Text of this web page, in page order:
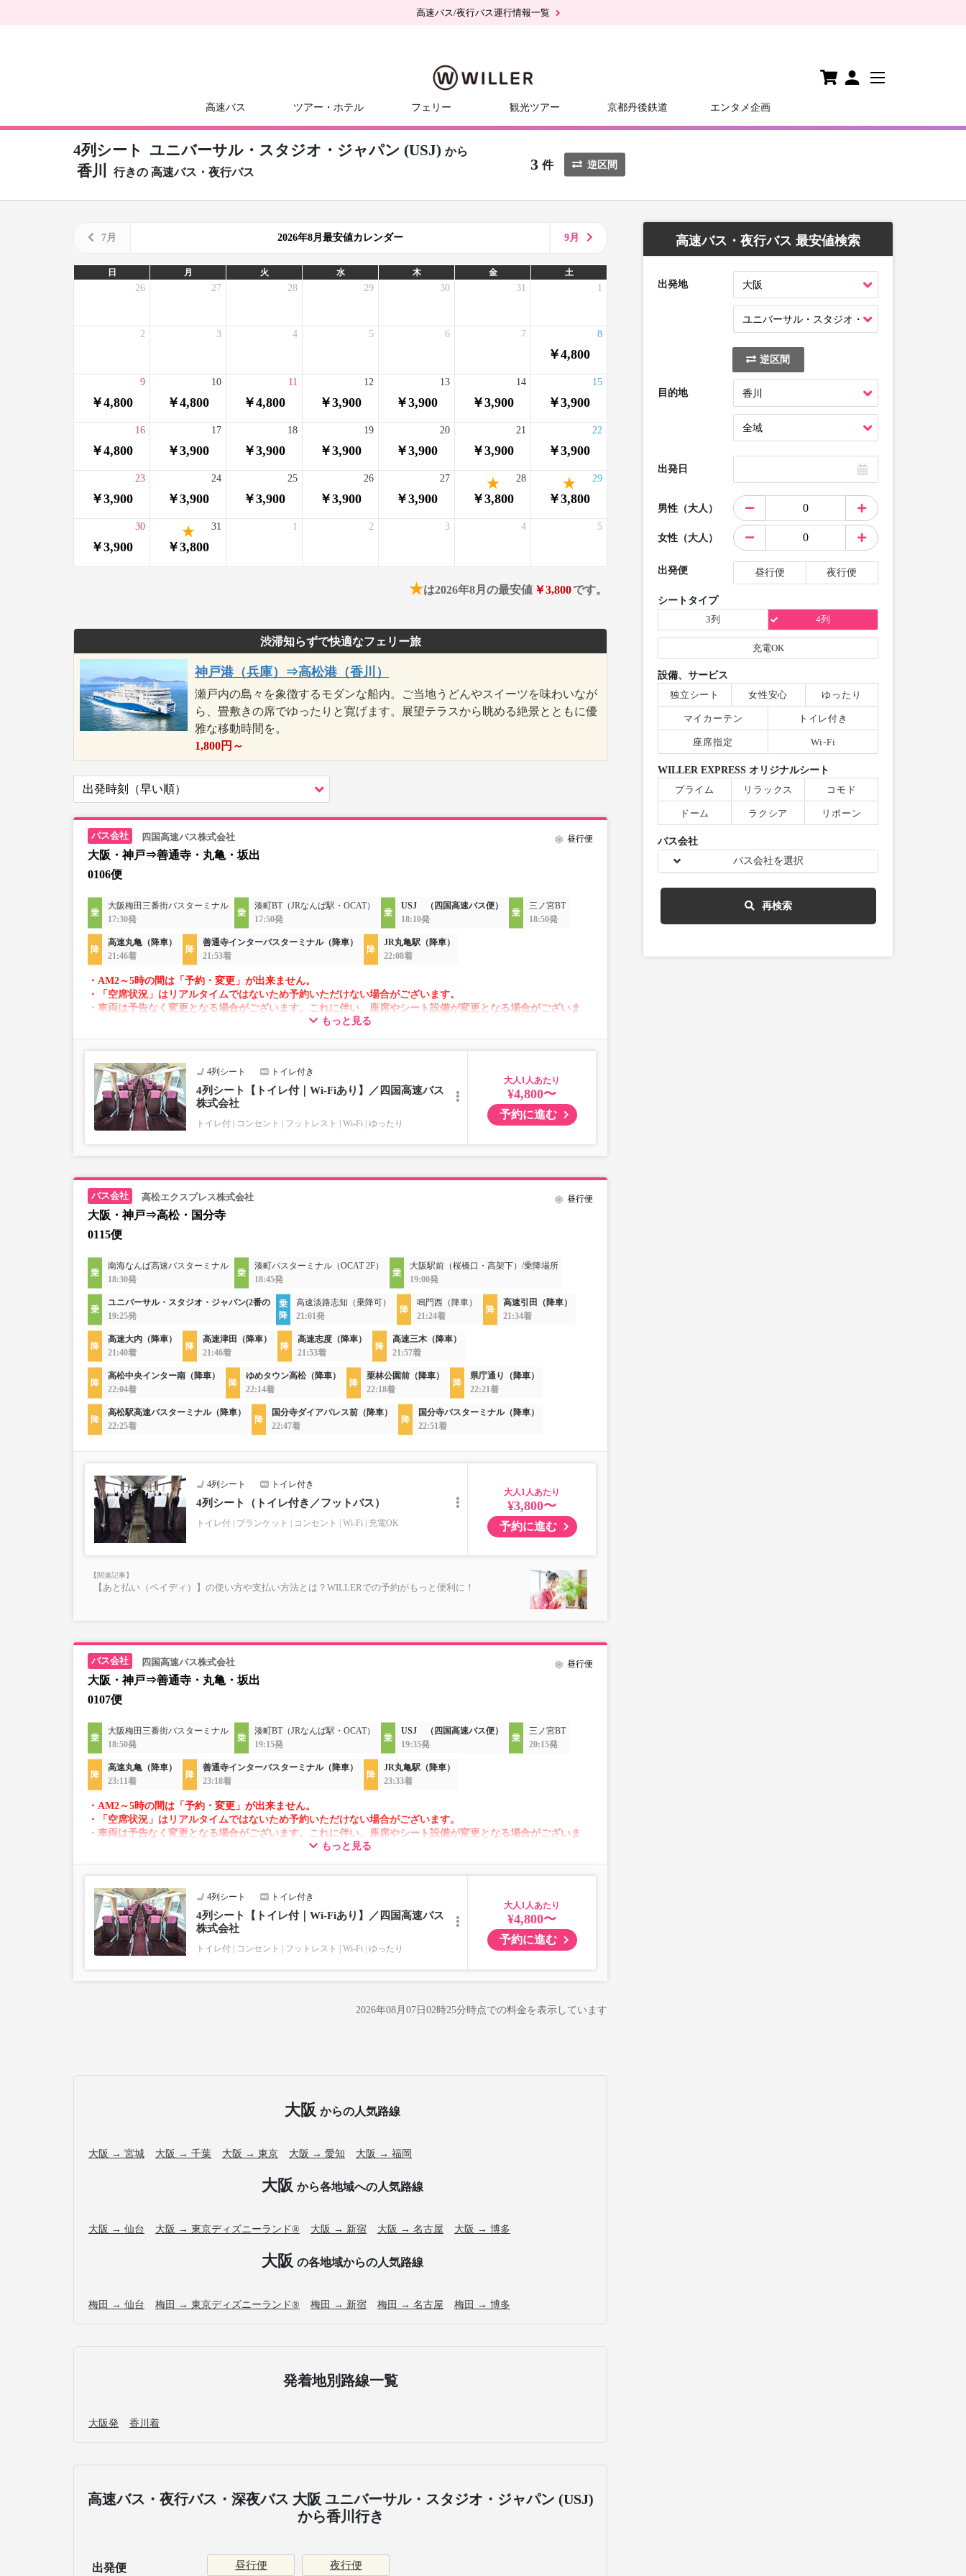
高速バス/夜行バス運行情報一覧
高速バス ツアー・ホテル フェリー 観光ツアー 京都丹後鉄道 エンタメ企画
4列シート ユニバーサル・スタジオ・ジャパン (USJ) から
香川 行きの 高速バス・夜行バス 3 件 逆区間
7月 2026年8月最安値カレンダー 9月
日 月 火 水 木 金 土
26 27 28 29 30 31 1
2 3 4 5 6 7
￥4,800
8
￥4,800
9
￥4,800
10
￥4,800
11
￥3,900
12
￥3,900
13
￥3,900
14
￥3,900
15
￥4,800
16
￥3,900
17
￥3,900
18
￥3,900
19
￥3,900
20
￥3,900
21
￥3,900
22
￥3,900
23
￥3,900
24
￥3,900
25
￥3,900
26
￥3,900
27
￥3,800
28
￥3,800
29
￥3,900
30
￥3,800
31 1 2 3 4 5
★は2026年8月の最安値 ￥3,800です。
渋滞知らずで快適なフェリー旅
神戸港（兵庫）⇒高松港（香川）
瀬戸内の島々を象徴するモダンな船内。ご当地うどんやスイーツを味わいなが
ら、畳敷きの席でゆったりと寛げます。展望テラスから眺める絶景とともに優
雅な移動時間を。
1,800円～
四国高速バス株式会社
大阪・神戸⇒善通寺・丸亀・坂出
0106便
昼行便
大阪梅田三番街バスターミナル
17:30発
湊町BT（JRなんば駅・OCAT）
17:50発
USJ （四国高速バス便）
18:10発
三ノ宮BT
18:50発
高速丸亀（降車）
21:46着
善通寺インターバスターミナル（降車）
21:53着
JR丸亀駅（降車）
22:08着
・AM2～5時の間は「予約・変更」が出来ません。
・「空席状況」はリアルタイムではないため予約いただけない場合がございます。
・車両は予告なく変更となる場合がございます。これに伴い、座席やシート設備が変更となる場合がございま
もっと見る
4列シート トイレ付き
4列シート【トイレ付｜Wi-Fiあり】／四国高速バス
株式会社
トイレ付 コンセント フットレスト Wi-Fi ゆったり
大人
¥4,800〜
予約に進む
高松エクスプレス株式会社
大阪・神戸⇒高松・国分寺
0115便
昼行便
南海なんば高速バスターミナル
18:30発
湊町バスターミナル（OCAT 2F）
18:45発
大阪駅前（桜橋口・高架下）/乗降場所
19:00発
ユニバーサル・スタジオ・ジャパン(2番の
19:25発
高速淡路志知（乗降可）
21:01発
鳴門西（降車）
21:24着
高速引田（降車）
21:34着
高速大内（降車）
21:40着
高速津田（降車）
21:46着
高速志度（降車）
21:53着
高速三木（降車）
21:57着
高松中央インター南（降車）
22:04着
ゆめタウン高松（降車）
22:14着
栗林公園前（降車）
22:18着
県庁通り（降車）
22:21着
高松駅高速バスターミナル（降車）
22:25着
国分寺ダイアパレス前（降車）
22:47着
国分寺バスターミナル（降車）
22:51着
4列シート トイレ付き
4列シート（トイレ付き／フットバス）
トイレ付 ブランケット コンセント Wi-Fi 充電OK
大人
¥3,800〜
予約に進む
【あと払い（ペイディ）】の使い方や支払い方法とは？WILLERでの予約がもっと便利に！
四国高速バス株式会社
大阪・神戸⇒善通寺・丸亀・坂出
0107便
昼行便
大阪梅田三番街バスターミナル
18:50発
湊町BT（JRなんば駅・OCAT）
19:15発
USJ （四国高速バス便）
19:35発
三ノ宮BT
20:15発
高速丸亀（降車）
23:11着
善通寺インターバスターミナル（降車）
23:18着
JR丸亀駅（降車）
23:33着
・AM2～5時の間は「予約・変更」が出来ません。
・「空席状況」はリアルタイムではないため予約いただけない場合がございます。
・車両は予告なく変更となる場合がございます。これに伴い、座席やシート設備が変更となる場合がございま
もっと見る
4列シート トイレ付き
4列シート【トイレ付｜Wi-Fiあり】／四国高速バス
株式会社
トイレ付 コンセント フットレスト Wi-Fi ゆったり
大人
¥4,800〜
予約に進む
2026年08月07日02時25分時点での料金を表示しています
大阪 からの人気路線
大阪 → 宮城 大阪 → 千葉 大阪 → 東京 大阪 → 愛知 大阪 → 福岡
大阪 から各地域への人気路線
大阪 → 仙台 大阪 → 東京ディズニーランド® 大阪 → 新宿 大阪 → 名古屋 大阪 → 博多
大阪 の各地域からの人気路線
梅田 → 仙台 梅田 → 東京ディズニーランド® 梅田 → 新宿 梅田 → 名古屋 梅田 → 博多
発着地別路線一覧
大阪発 香川着
高速バス・夜行バス・深夜バス 大阪 ユニバーサル・スタジオ・ジャパン (USJ)
から香川行き
出発便 昼行便 夜行便
高速バス・夜行バス 最安値検索
出発地
逆区間
目的地
出発日
男性（大人）
女性（大人）
出発便 昼行便 夜行便
シートタイプ
3列
4列
充電OK
設備、サービス
独立シート
女性安心 ゆったり
マイカーテン トイレ付き
座席指定 Wi-Fi
WILLER EXPRESS オリジナルシート
プライム
リラックス コモド
ドーム ラクシア リボーン
バス会社
バス会社を選択
再検索